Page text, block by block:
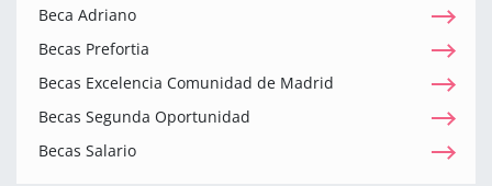
Beca Adriano
Becas Prefortia
Becas Excelencia Comunidad de Madrid
Becas Segunda Oportunidad
Becas Salario